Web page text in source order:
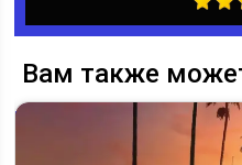
Вам также